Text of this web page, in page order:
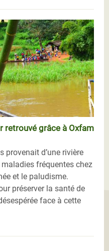
retrouvé grâce à Oxfam
provenait d’une rivière
fréquentes chez
et le paludisme.
préserver la santé de
face à cette